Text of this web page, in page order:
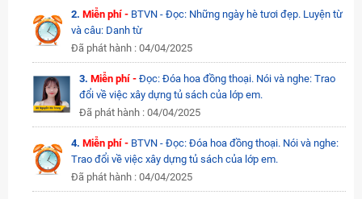
2.Miễn phí - BTVN - Đọc: Những ngày hè tươi đẹp. Luyện từ
và câu: Danh từ
Đã phát hành : 04/04/2025
3. Miễn phí - Đọc: Đóa hoa đồng thoại. Nói và nghe: Trao
đổi về việc xây dựng tủ sách của lớp em.
Đã phát hành : 04/04/2025
4.Miễn phí - BTVN - Đọc: Đóa hoa đồng thoại. Nói và nghe:
Trao đổi về việc xây dựng tủ sách của lớp em.
Đã phát hành : 04/04/2025